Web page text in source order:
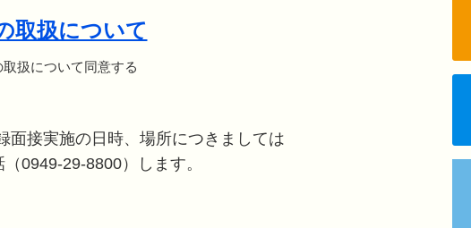
取扱について
扱について同意する
面接実施の日時、場所につきましては
0949-29-8800）します。